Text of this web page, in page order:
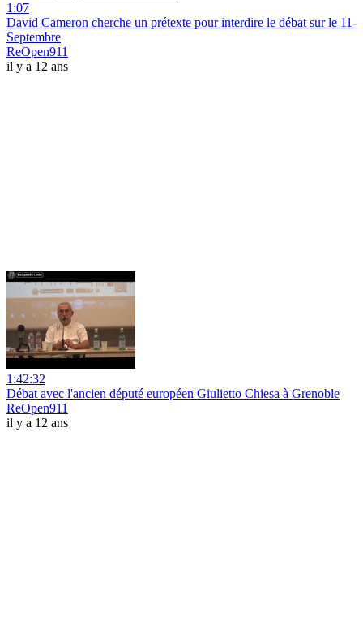
1:07
David Cameron cherche un prétexte pour interdire le débat sur le 11-
Septembre
ReOpen911
il y a 12 ans
1:42:32
Débat avec l'ancien député européen Giulietto Chiesa à Grenoble
ReOpen911
il y a 12 ans